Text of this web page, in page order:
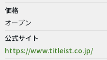
価格
オープン
公式サイト
https://www.titleist.co.jp/